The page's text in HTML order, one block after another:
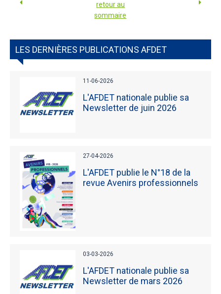
retour au
sommaire
LES DERNIÈRES PUBLICATIONS AFDET
11-06-2026
L'AFDET nationale publie sa
Newsletter de juin 2026
27-04-2026
L'AFDET publie le N°18 de la
revue Avenirs professionnels
03-03-2026
L'AFDET nationale publie sa
Newsletter de mars 2026